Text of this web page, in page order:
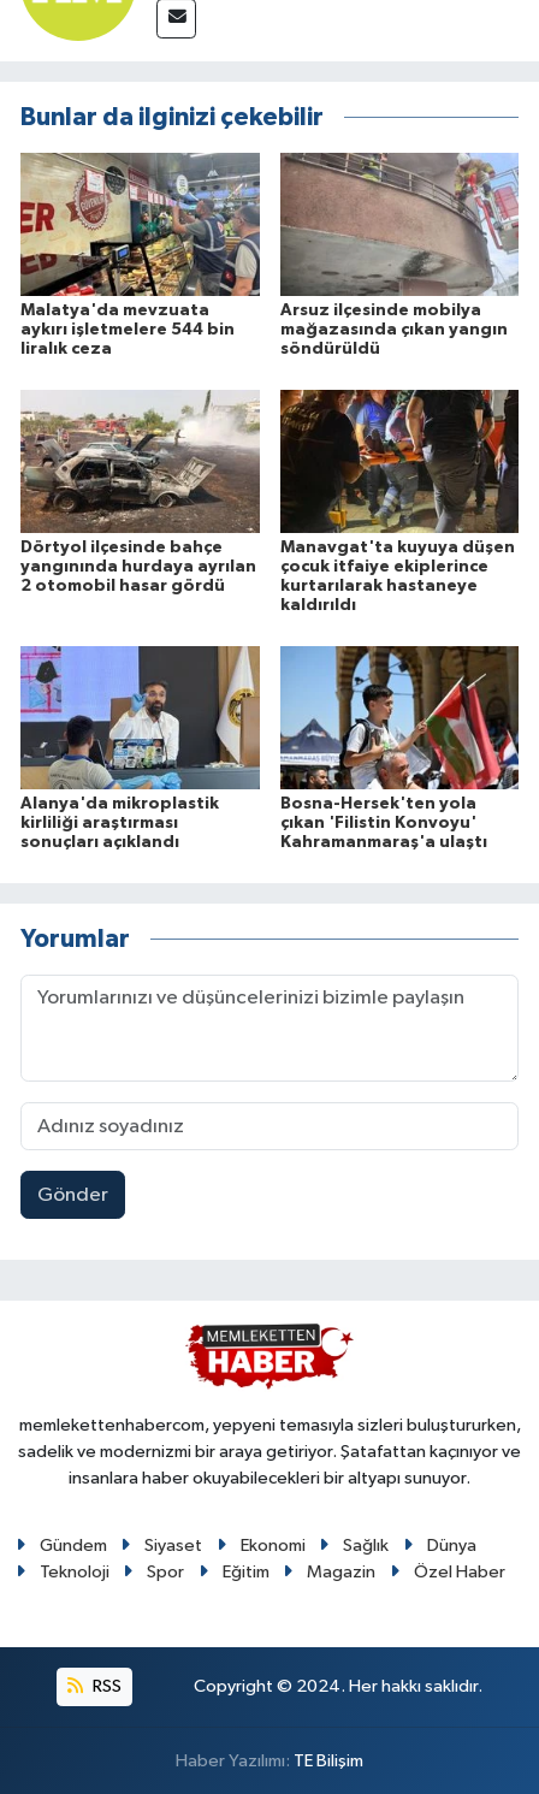
Bunlar da ilginizi çekebilir
Malatya'da mevzuata
aykırı işletmelere 544 bin
liralık ceza
Arsuz ilçesinde mobilya
mağazasında çıkan yangın
söndürüldü
Dörtyol ilçesinde bahçe
yangınında hurdaya ayrılan
2 otomobil hasar gördü
Manavgat'ta kuyuya düşen
çocuk itfaiye ekiplerince
kurtarılarak hastaneye
kaldırıldı
Alanya'da mikroplastik
kirliliği araştırması
sonuçları açıklandı
Bosna-Hersek'ten yola
çıkan 'Filistin Konvoyu'
Kahramanmaraş'a ulaştı
Yorumlar
Gönder
memlekettenhabercom, yepyeni temasıyla sizleri buluştururken,
sadelik ve modernizmi bir araya getiriyor. Şatafattan kaçınıyor ve
insanlara haber okuyabilecekleri bir altyapı sunuyor.
Gündem Siyaset Ekonomi Sağlık
Dünya
Teknoloji
Spor Eğitim Magazin Özel Haber
RSS Copyright © 2024. Her hakkı saklıdır.
Haber Yazılımı: TE Bilişim